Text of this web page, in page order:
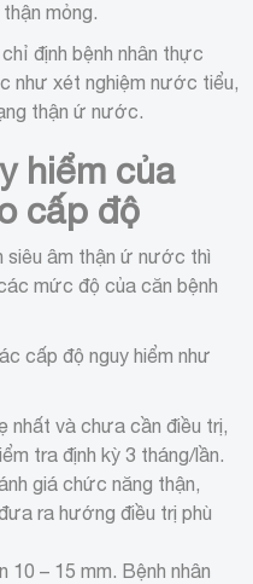
mỏng.
định bệnh nhân thực
như xét nghiệm nước tiểu,
thận ứ nước.
hiểm của
cấp độ
siêu âm thận ứ nước thì
mức độ của căn bệnh
cấp độ nguy hiểm như
nhất và chưa cần điều trị,
tra định kỳ 3 tháng/lần.
giá chức năng thận,
ra hướng điều trị phù
10 – 15 mm. Bệnh nhân